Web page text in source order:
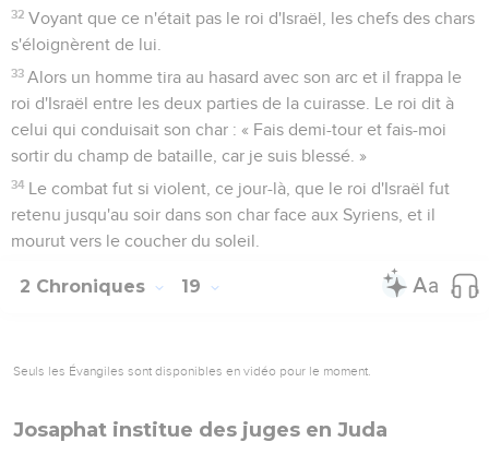
32 Voyant que ce n'était pas le roi d'Israël, les chefs des chars
s'éloignèrent de lui.
33 Alors un homme tira au hasard avec son arc et il frappa le
roi d'Israël entre les deux parties de la cuirasse. Le roi dit à
celui qui conduisait son char : « Fais demi-tour et fais-moi
sortir du champ de bataille, car je suis blessé. »
34 Le combat fut si violent, ce jour-là, que le roi d'Israël fut
retenu jusqu'au soir dans son char face aux Syriens, et il
mourut vers le coucher du soleil.
2 Chroniques 19
Seuls les Évangiles sont disponibles en vidéo pour le moment.
Josaphat institue des juges en Juda